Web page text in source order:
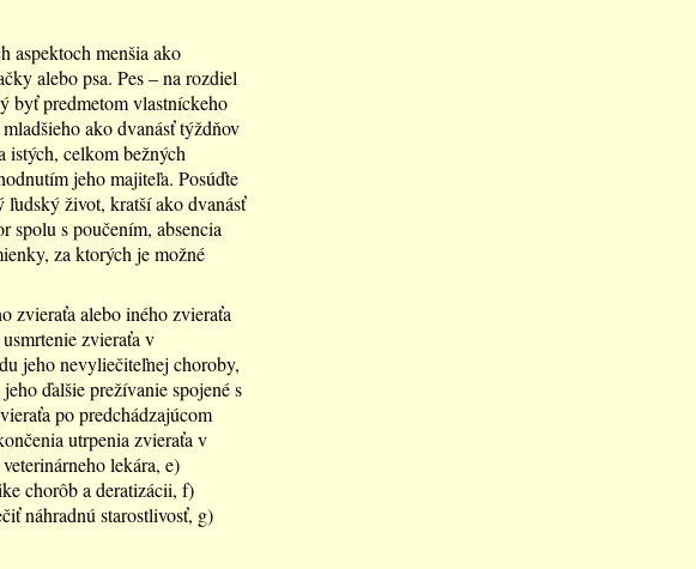
aspektoch menšia ako
alebo psa. Pes – na rozdiel
byť predmetom vlastníckeho
ako dvanásť týždňov
istých, celkom bežných
jeho majiteľa. Posúďte
ľudský život, kratší ako dvanásť
spolu s poučením, absencia
za ktorých je možné
zvieraťa alebo iného zvieraťa
zvieraťa v
jeho nevyliečiteľnej choroby,
ďalšie prežívanie spojené s
po predchádzajúcom
utrpenia zvieraťa v
lekára, e)
chorôb a deratizácii, f)
náhradnú starostlivosť, g)